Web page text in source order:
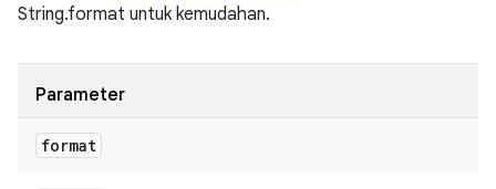
String.format untuk kemudahan.
Parameter
format